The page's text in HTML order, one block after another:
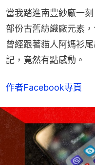
當我踏進南豐紗廠一
部份古舊紡織廠元素
曾經跟著貓人阿媽衫
記，竟然有點感動。
作者Facebook專頁